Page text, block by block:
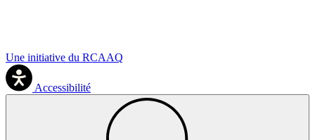
Une initiative du RCAAQ
Accessibilité